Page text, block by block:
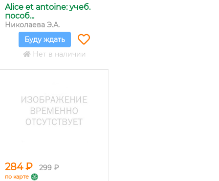
Alice et antoine: учеб.
пособ...
Николаева Э.А.
Буду ждать
Нет в наличии
284 ₽ 299 ₽
по карте